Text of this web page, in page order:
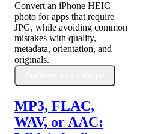
Convert an iPhone HEIC
photo for apps that require
JPG, while avoiding common
mistakes with quality,
metadata, orientation, and
originals.
MP3, FLAC,
WAV, or AAC: